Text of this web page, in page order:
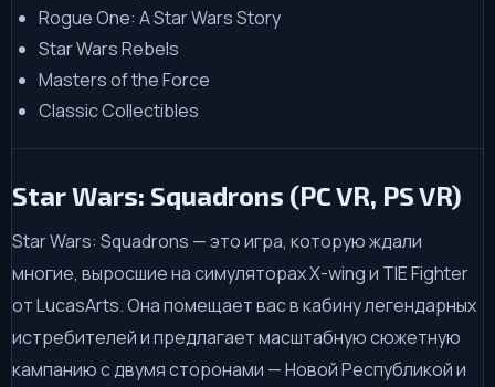
Rogue One: A Star Wars Story
Star Wars Rebels
Masters of the Force
Classic Collectibles
Star Wars: Squadrons (PC VR, PS VR)
Star Wars: Squadrons — это игра, которую ждали
многие, выросшие на симуляторах X-wing и TIE Fighter
от LucasArts. Она помещает вас в кабину легендарных
истребителей и предлагает масштабную сюжетную
кампанию с двумя сторонами — Новой Республикой и